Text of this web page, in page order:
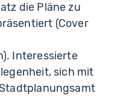
die Pläne zu
(Cover
Interessierte
sich mit